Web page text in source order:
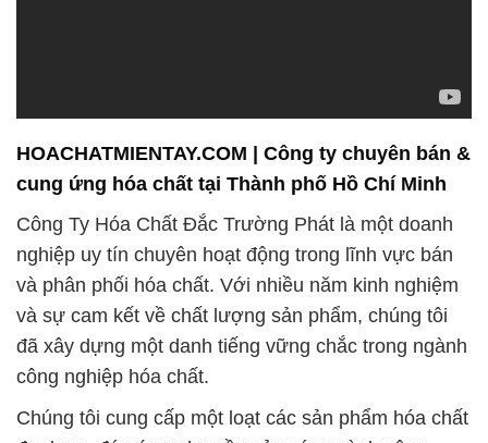
Chất lượng của các sản phẩm hóa chất của chúng
tôi luôn được đảm bảo thông qua quá trình kiểm tra
và kiểm soát chặt chẽ. Đội ngũ nhân viên của chúng
tôi là những chuyên gia có kinh nghiệm trong lĩnh
vực này, sẵn sàng tư vấn và hỗ trợ khách hàng để
đảm bảo họ chọn được sản phẩm phù hợp nhất với
nhu cầu cụ thể của họ.
Sự cam kết của Công Ty Hóa Chất Đắc Trường
Phát không chỉ dừng lại ở việc cung cấp sản phẩm
chất lượng, mà còn bao gồm cả dịch vụ hậu mãi